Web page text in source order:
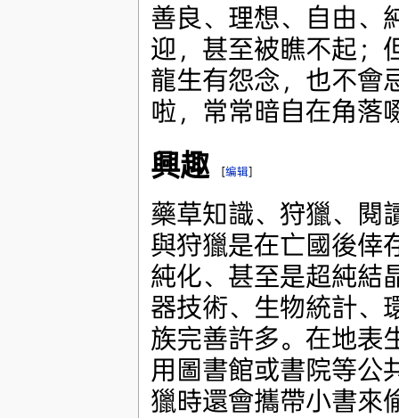
善良、理想、自由、
迎，甚至被瞧不起；
龍生有怨念，也不會
啦，常常暗自在角落
興趣 [编辑]
藥草知識、狩獵、閱
與狩獵是在亡國後倖
純化、甚至是超純結
器技術、生物統計、
族完善許多。在地表
用圖書館或書院等公
獵時還會攜帶小書來